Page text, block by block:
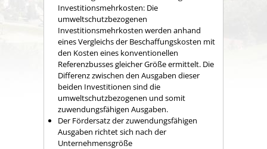
Investitionsmehrkosten: Die
umweltschutzbezogenen
Investitionsmehrkosten werden anhand
eines Vergleichs der Beschaffungskosten mit
den Kosten eines konventionellen
Referenzbusses gleicher Größe ermittelt. Die
Differenz zwischen den Ausgaben dieser
beiden Investitionen sind die
umweltschutzbezogenen und somit
zuwendungsfähigen Ausgaben.
Der Fördersatz der zuwendungsfähigen
Ausgaben richtet sich nach der
Unternehmensgröße